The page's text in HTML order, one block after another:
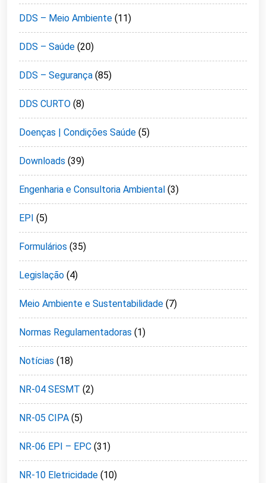
DDS – Meio Ambiente (11)
DDS – Saúde (20)
DDS – Segurança (85)
DDS CURTO (8)
Doenças | Condições Saúde (5)
Downloads (39)
Engenharia e Consultoria Ambiental (3)
EPI (5)
Formulários (35)
Legislação (4)
Meio Ambiente e Sustentabilidade (7)
Normas Regulamentadoras (1)
Notícias (18)
NR-04 SESMT (2)
NR-05 CIPA (5)
NR-06 EPI – EPC (31)
NR-10 Eletricidade (10)